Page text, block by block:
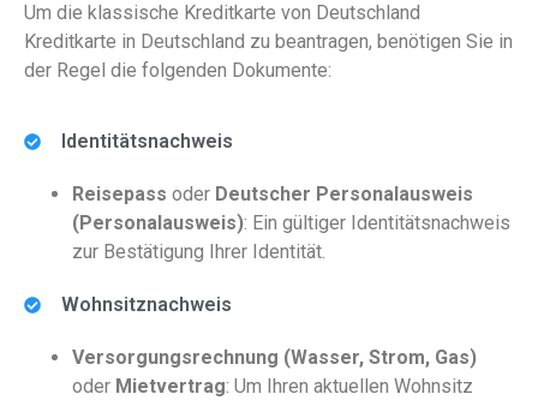
Um die klassische Kreditkarte von Deutschland
Kreditkarte in Deutschland zu beantragen, benötigen Sie in
der Regel die folgenden Dokumente:
Identitätsnachweis
Reisepass oder Deutscher Personalausweis
(Personalausweis): Ein gültiger Identitätsnachweis
zur Bestätigung Ihrer Identität.
Wohnsitznachweis
Versorgungsrechnung (Wasser, Strom, Gas)
oder Mietvertrag: Um Ihren aktuellen Wohnsitz